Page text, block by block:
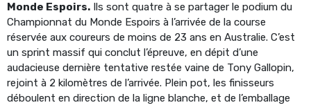
Monde Espoirs. Ils sont quatre à se partager le podium du
Championnat du Monde Espoirs à l’arrivée de la course
réservée aux coureurs de moins de 23 ans en Australie. C’est
un sprint massif qui conclut l’épreuve, en dépit d’une
audacieuse dernière tentative restée vaine de Tony Gallopin,
rejoint à 2 kilomètres de l’arrivée. Plein pot, les finisseurs
déboulent en direction de la ligne blanche, et de l’emballage